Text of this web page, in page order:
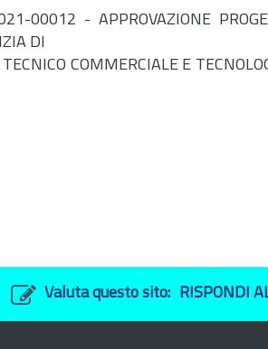
- APPROVAZIONE
DI
COMMERCIALE E
Valuta questo sito: RISPONDI